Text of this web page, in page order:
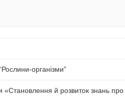
організми”
«Становлення й розвиток знань